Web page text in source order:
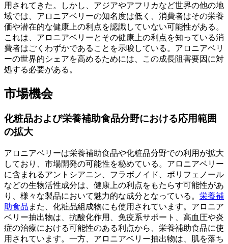
用されてきた。しかし、アジアやアフリカなど世界の他の地
域では、アロニアベリーの知名度は低く、消費者はその栄養
価や潜在的な健康上の利点を認識していない可能性がある。
これは、アロニアベリーとその健康上の利点を知っている消
費者はごくわずかであることを示唆している。アロニアベリ
ーの世界的シェアを高めるためには、この成長阻害要因に対
処する必要がある。
市場機会
化粧品および栄養補助食品分野における応用範囲
の拡大
アロニアベリーは栄養補助食品や化粧品分野での利用が拡大
しており、市場開発の可能性を秘めている。アロニアベリー
に含まれるアントシアニン、フラボノイド、ポリフェノール
などの生物活性成分は、健康上の利点をもたらす可能性があ
り、様々な製品において魅力的な成分となっている。 栄養補
助食品 また、化粧品組成物にも使用されています。アロニア
ベリー抽出物は、抗酸化作用、免疫系サポート、高血圧や炎
症の治療における可能性のある利点から、栄養補助食品に使
用されています。一方、アロニアベリー抽出物は、肌を落ち